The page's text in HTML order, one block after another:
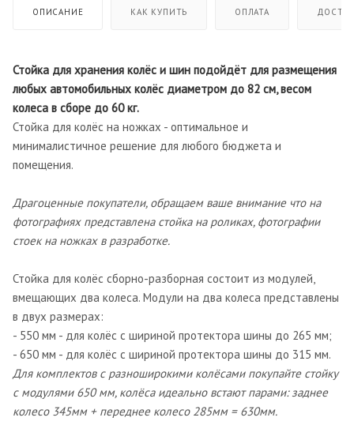
ОПИСАНИЕ КАК КУПИТЬ ОПЛАТА
Стойка для хранения колёс и шин подойдёт для размещения
любых автомобильных колёс диаметром до 82 см, весом
колеса в сборе до 60 кг.
Стойка для колёс на ножках - оптимальное и
минималистичное решение для любого бюджета и
помещения.
Драгоценные покупатели, обращаем ваше внимание что на
фотографиях представлена стойка на роликах, фотографии
стоек на ножках в разработке.
Стойка для колёс сборно-разборная состоит из модулей,
вмещающих два колеса. Модули на два колеса представлены
в двух размерах:
- 550 мм - для колёс с шириной протектора шины до 265 мм;
- 650 мм - для колёс с шириной протектора шины до 315 мм.
Для комплектов с разноширокими колёсами покупайте стойку
с модулями 650 мм, колёса идеально встают парами: заднее
колесо 345мм + переднее колесо 285мм = 630мм.